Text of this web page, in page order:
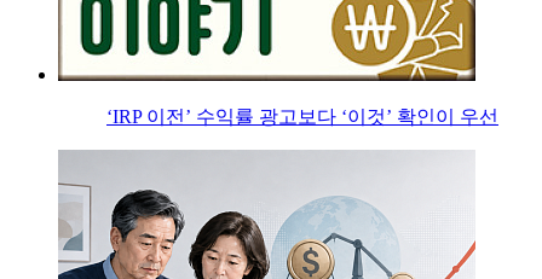
‘IRP 이전’ 수익률 광고보다 ‘이것’ 확인이 우선